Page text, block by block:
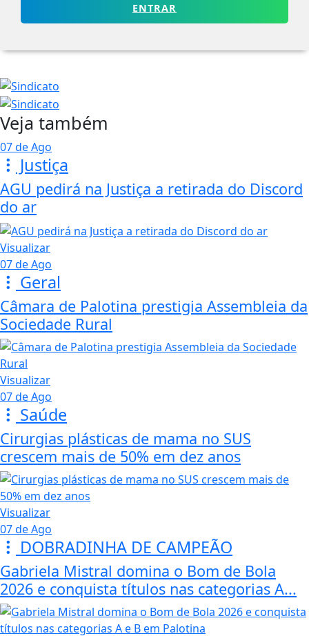
ENTRAR
Veja também
07 de Ago
Justiça
AGU pedirá na Justiça a retirada do Discord
do ar
Visualizar
07 de Ago
Geral
Câmara de Palotina prestigia Assembleia da
Sociedade Rural
Visualizar
07 de Ago
Saúde
Cirurgias plásticas de mama no SUS
crescem mais de 50% em dez anos
Visualizar
07 de Ago
DOBRADINHA DE CAMPEÃO
Gabriela Mistral domina o Bom de Bola
2026 e conquista títulos nas categorias A...